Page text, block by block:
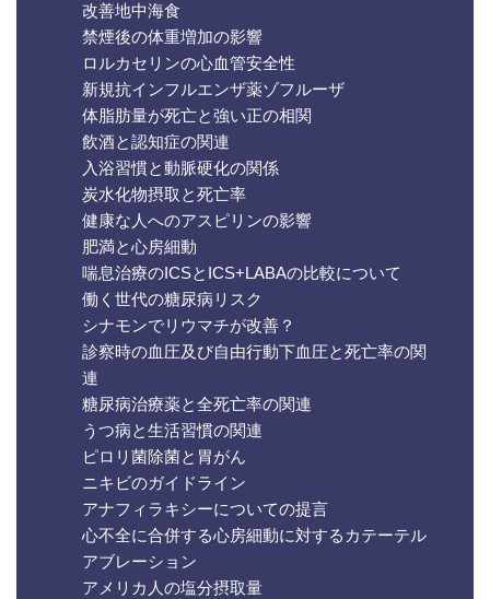
改善地中海食
禁煙後の体重増加の影響
ロルカセリンの心血管安全性
新規抗インフルエンザ薬ゾフルーザ
体脂肪量が死亡と強い正の相関
飲酒と認知症の関連
入浴習慣と動脈硬化の関係
炭水化物摂取と死亡率
健康な人へのアスピリンの影響
肥満と心房細動
喘息治療のICSとICS+LABAの比較について
働く世代の糖尿病リスク
シナモンでリウマチが改善？
診察時の血圧及び自由行動下血圧と死亡率の関
連
糖尿病治療薬と全死亡率の関連
うつ病と生活習慣の関連
ピロリ菌除菌と胃がん
ニキビのガイドライン
アナフィラキシーについての提言
心不全に合併する心房細動に対するカテーテル
アブレーション
アメリカ人の塩分摂取量